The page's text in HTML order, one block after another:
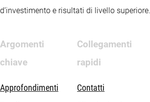
d’investimento e risultati di livello superiore.
Argomenti
chiave
Approfondimenti
Collegamenti
rapidi
Contatti